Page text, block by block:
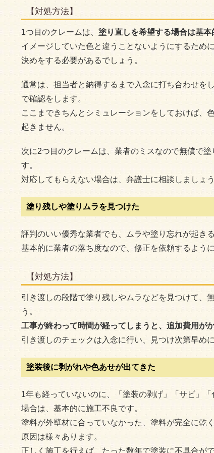
【対処方法】
1つ目のクレームは、 塗り直しを希望する場合は基
イメージしていた色と違うことないようにするため
決めをする必要があるでしょう。
通常は、担当者と納得するまで入念に打ち合わせを
で確認をします。
ここまできちんとシミュレーションをしておけば、
起きません。
次に2つ目のクレームは、業者のミスなので無償で塗
す。
対応してもらえない場合は、弁護士に相談しましょう
塗り残しや塗りムラを見つけた
評判のいい優秀な業者でも、ムラや塗り忘れが起き
基本的に業者の落ち度なので、修正を依頼するよう
【対処方法】
引き渡しの段階で塗り残しやムラなどを見つけて、
う。
工事が終わって時間が経ってしまうと、追加費用が
引き渡しのチェックは入念に行い、見つけ次第早め
塗装後に剥がれや色あせが出てきた
1年も経っていないのに、「塗装の剥げ」「サビ」
場合は、基本的に施工不良です。
塗料が外壁材に合っていなかった、塗料が完全に乾
原因は様々あります。
正しく施工を行えば、たった数年で塗装に不具合が